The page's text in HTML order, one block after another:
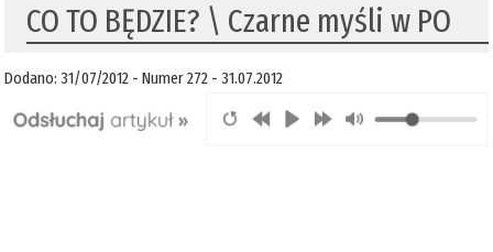
CO TO BĘDZIE? \ Czarne myśli w PO
Dodano: 31/07/2012 - Numer 272 - 31.07.2012